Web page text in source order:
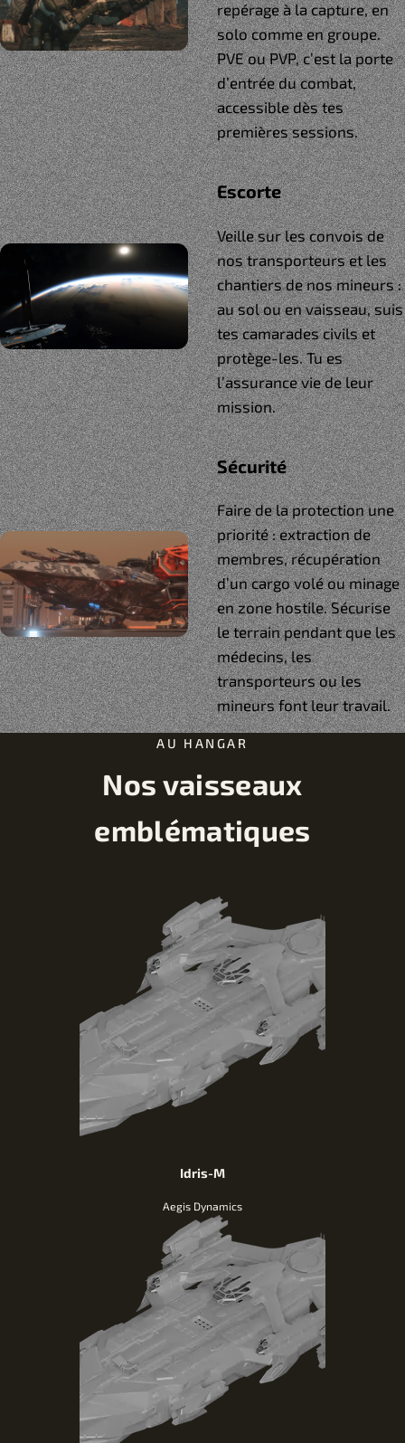
repérage à la capture, en
solo comme en groupe.
PVE ou PVP, c’est la porte
d’entrée du combat,
accessible dès tes
premières sessions.
Escorte
Veille sur les convois de
nos transporteurs et les
chantiers de nos mineurs :
au sol ou en vaisseau, suis
tes camarades civils et
protège-les. Tu es
l’assurance vie de leur
mission.
Sécurité
Faire de la protection une
priorité : extraction de
membres, récupération
d’un cargo volé ou minage
en zone hostile. Sécurise
le terrain pendant que les
médecins, les
transporteurs ou les
mineurs font leur travail.
AU HANGAR
Nos vaisseaux
emblématiques
Idris-M
Aegis Dynamics